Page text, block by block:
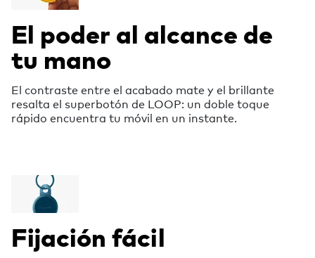
El poder al alcance de
tu mano
El contraste entre el acabado mate y el brillante
resalta el superbotón de LOOP: un doble toque
rápido encuentra tu móvil en un instante.
Fijación fácil